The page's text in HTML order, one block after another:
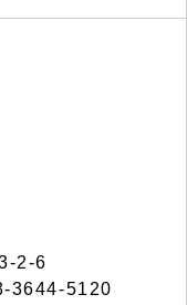
2-6
3644-5120